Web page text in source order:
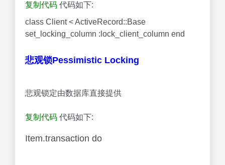
复制代码 代码如下:
class Client < ActiveRecord::Base
set_locking_column :lock_client_column end
悲观锁Pessimistic Locking
悲观锁定由数据库直接提供
复制代码 代码如下:
Item.transaction do